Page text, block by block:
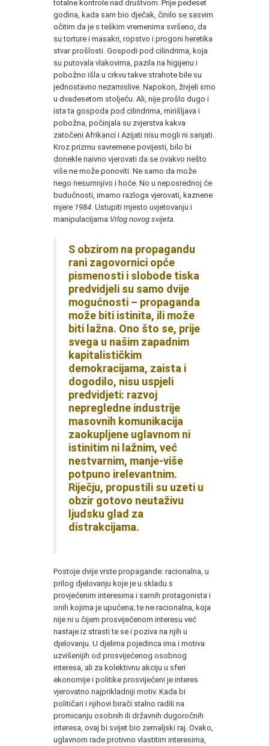
totalne kontrole nad društvom. Prije pedeset
godina, kada sam bio dječak, činilo se sasvim
očitim da je s teškim vremenima svršeno, da
su torture i masakri, ropstvo i progoni heretika
stvar prošlosti. Gospodi pod cilindrima, koja
su putovala vlakovima, pazila na higijenu i
pobožno išla u crkvu takve strahote bile su
jednostavno nezamislive. Napokon, živjeli smo
u dvadesetom stoljeću. Ali, nije prošlo dugo i
ista ta gospoda pod cilindrima, mirišljava i
pobožna, počinjala su zvjerstva kakva
zatočeni Afrikanci i Azijati nisu mogli ni sanjati.
Kroz prizmu savremene povijesti, bilo bi
donekle naivno vjerovati da se ovakvo nešto
više ne može ponoviti. Ne samo da može
nego nesumnjivo i hoće. No u neposrednoj će
budućnosti, imamo razloga vjerovati, kaznene
mjere 1984. Ustupiti mjesto uvjetovanju i
manipulacijama Vrlog novog svijeta.
S obzirom na propagandu
rani zagovornici opće
pismenosti i slobode tiska
predvidjeli su samo dvije
mogućnosti – propaganda
može biti istinita, ili može
biti lažna. Ono što se, prije
svega u našim zapadnim
kapitalističkim
demokracijama, zaista i
dogodilo, nisu uspjeli
predvidjeti: razvoj
nepregledne industrije
masovnih komunikacija
zaokupljene uglavnom ni
istinitim ni lažnim, već
nestvarnim, manje-više
potpuno irelevantnim.
Riječju, propustili su uzeti u
obzir gotovo neutaživu
ljudsku glad za
distrakcijama.
Postoje dvije vrste propagande: racionalna, u
prilog djelovanju koje je u skladu s
provjećenim interesima i samih protagonista i
onih kojima je upućena; te ne-racionalna, koja
nije ni u čijem prosvijećenom interesu već
nastaje iz strasti te se i poziva na njih u
djelovanju. U djelima pojedinca ima i motiva
uzvišenijih od prosvijećenog osobnog
interesa, ali za kolektivnu akciju u sferi
ekonomije i politike prosvijećeni je interes
vjerovatno najprikladniji motiv. Kada bi
političari i njihovi birači stalno radili na
promicanju osobnih ili državnih dugoročnih
interesa, ovaj bi svijet bio zemaljski raj. Ovako,
uglavnom rade protivno vlastitim interesima,